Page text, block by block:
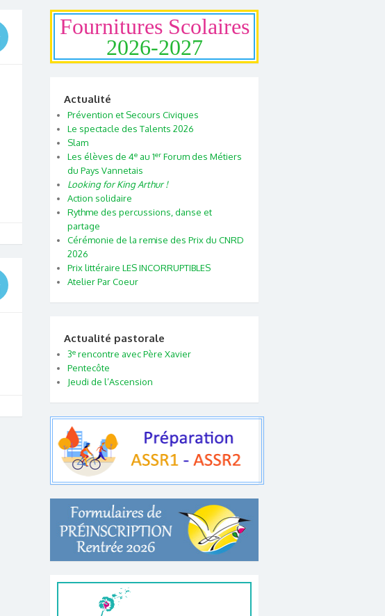
Fournitures Scolaires
2026-2027
Actualité
Prévention et Secours Civiques
Le spectacle des Talents 2026
Slam
Les élèves de 4e au 1er Forum des Métiers
du Pays Vannetais
Looking for King Arthur !
Action solidaire
Rythme des percussions, danse et
partage
Cérémonie de la remise des Prix du CNRD
2026
Prix littéraire LES INCORRUPTIBLES
Atelier Par Coeur
Actualité pastorale
3e rencontre avec Père Xavier
Pentecôte
Jeudi de l’Ascension